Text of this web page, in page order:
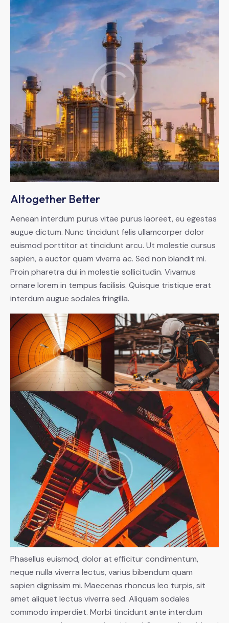
Altogether Better
Aenean interdum purus vitae purus laoreet, eu egestas
augue dictum. Nunc tincidunt felis ullamcorper dolor
euismod porttitor at tincidunt arcu. Ut molestie cursus
sapien, a auctor quam viverra ac. Sed non blandit mi.
Proin pharetra dui in molestie sollicitudin. Vivamus
ornare lorem in tempus facilisis. Quisque tristique erat
interdum augue sodales fringilla.
Phasellus euismod, dolor at efficitur condimentum,
neque nulla viverra lectus, varius bibendum quam
sapien dignissim mi. Maecenas rhoncus leo turpis, sit
amet aliquet lectus viverra sed. Aliquam sodales
commodo imperdiet. Morbi tincidunt ante interdum